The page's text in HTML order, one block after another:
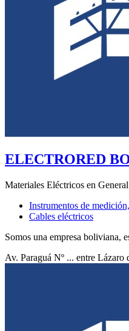
ELECTRORED
Materiales Eléctricos en General
Instrumentos de medición,
Cables eléctricos
Somos una empresa boliviana,
Av. Paraguá Nº ... entre Lázaro